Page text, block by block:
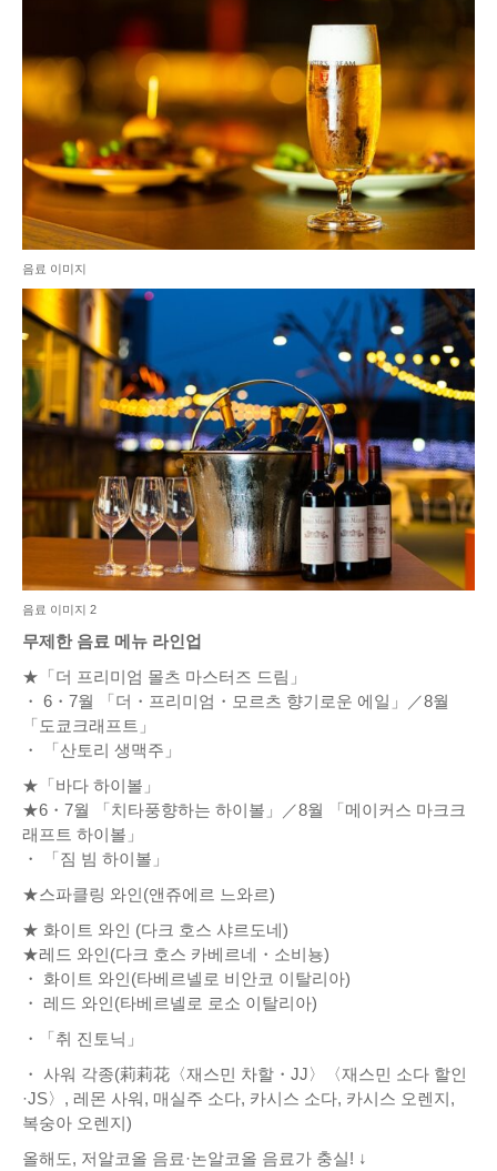
음료 이미지
음료 이미지 2
무제한 음료 메뉴 라인업
★「더 프리미엄 몰츠 마스터즈 드림」
・ 6・7월 「더・프리미엄・모르츠 향기로운 에일」／8월
「도쿄크래프트」
・ 「산토리 생맥주」
★「바다 하이볼」
★6・7월 「치타풍향하는 하이볼」／8월 「메이커스 마크크
래프트 하이볼」
・ 「짐 빔 하이볼」
★스파클링 와인(앤쥬에르 느와르)
★ 화이트 와인 (다크 호스 샤르도네)
★레드 와인(다크 호스 카베르네・소비뇽)
・ 화이트 와인(타베르넬로 비안코 이탈리아)
・ 레드 와인(타베르넬로 로소 이탈리아)
・「취 진토닉」
・ 사워 각종(莉莉花〈재스민 차할・JJ〉〈재스민 소다 할인
·JS〉, 레몬 사워, 매실주 소다, 카시스 소다, 카시스 오렌지,
복숭아 오렌지)
올해도, 저알코올 음료·논알코올 음료가 충실! ↓